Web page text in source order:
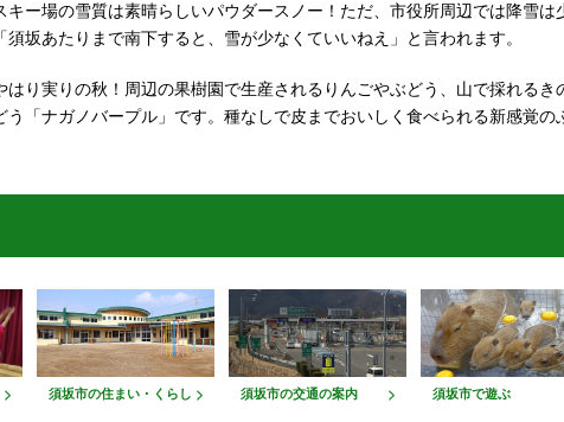
ー場の雪質は素晴らしいパウダースノー！ただ、市役所周辺では降雪
坂あたりまで南下すると、雪が少なくていいねえ」と言われます。
り実りの秋！周辺の果樹園で生産されるりんごやぶどう、山で採れる
「ナガノバープル」です。種なしで皮までおいしく食べられる新感覚
須坂市の住まい・くらし 須坂市の交通の案内 須坂市で遊ぶ